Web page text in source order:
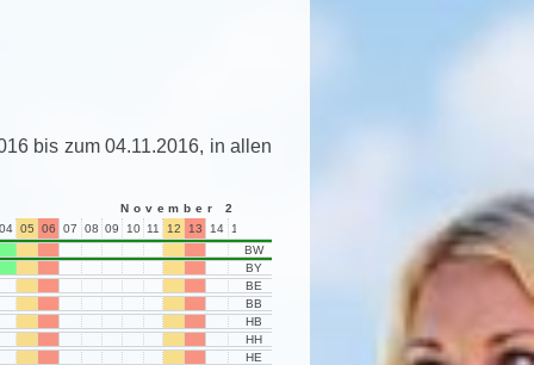
bis zum 04.11.2016, in allen
November 2016
04 05 06 07 08 09 10 11 12 13 14 15 25
BW
BY
BE
BB
HB
HH
HE